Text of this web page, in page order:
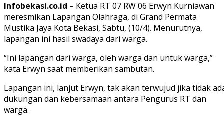
Infobekasi.co.id – Ketua RT 07 RW 06 Erwyn Kurniawan
meresmikan Lapangan Olahraga, di Grand Permata
Mustika Jaya Kota Bekasi, Sabtu, (10/4). Menurutnya,
lapangan ini hasil swadaya dari warga.
“Ini lapangan dari warga, oleh warga dan untuk warga,”
kata Erwyn saat memberikan sambutan.
Lapangan ini, lanjut Erwyn, tak akan terwujud jika tidak
dukungan dan kebersamaan antara Pengurus RT dan
warga.